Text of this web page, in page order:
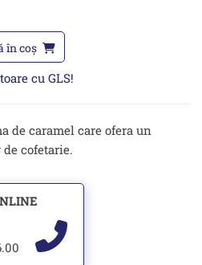
în coș
cu GLS!
de caramel care ofera un
cofetarie.